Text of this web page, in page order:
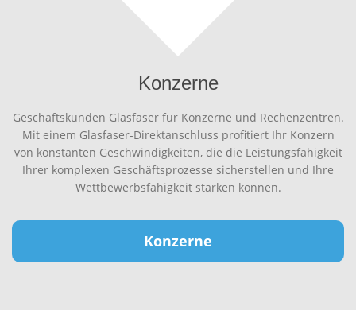
Konzerne
Geschäftskunden Glasfaser für Konzerne und Rechenzentren.
Mit einem Glasfaser-Direktanschluss profitiert Ihr Konzern
von konstanten Geschwindigkeiten, die die Leistungsfähigkeit
Ihrer komplexen Geschäftsprozesse sicherstellen und Ihre
Wettbewerbsfähigkeit stärken können.
Konzerne